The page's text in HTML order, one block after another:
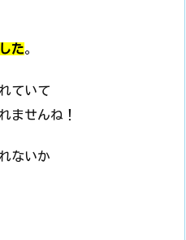
た。
ていて
ませんね！
ないか